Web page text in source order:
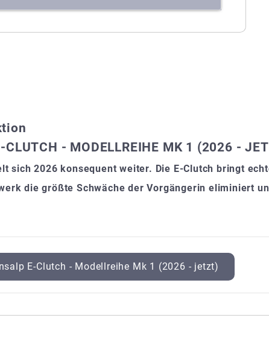
CLUTCH - MODELLREIHE MK 1 (2026 -
sich 2026 konsequent weiter. Die E-Clutch bringt
die größte Schwäche der Vorgängerin eliminiert
E-Clutch - Modellreihe Mk 1 (2026 - jetzt)